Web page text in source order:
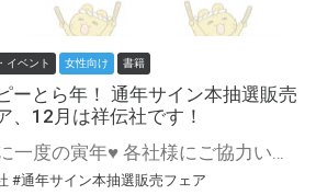
イベント 女性向け 書籍
ーとら年！ 通年サイン本抽選販売
、12月は祥伝社です！
#通年サイン本抽選販売フェア